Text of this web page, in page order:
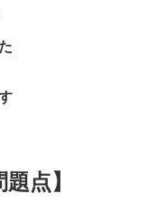
点】